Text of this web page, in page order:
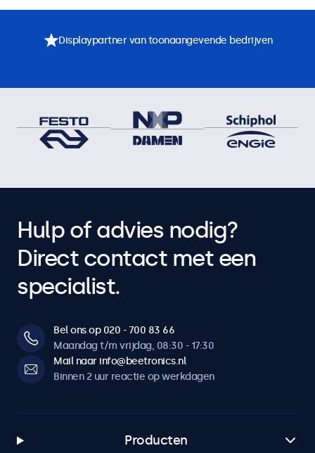
Displaypartner van toonaangevende bedrijven
Hulp of advies nodig?
Direct contact met een
specialist.
Bel ons op 020 - 700 83 66
Maandag t/m vrijdag, 08:30 - 17:30
Mail naar info@beetronics.nl
Binnen 2 uur reactie op werkdagen
Producten